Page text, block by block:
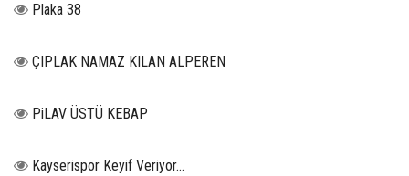
Plaka 38
ÇIPLAK NAMAZ KILAN ALPEREN
PiLAV ÜSTÜ KEBAP
Kayserispor Keyif Veriyor...